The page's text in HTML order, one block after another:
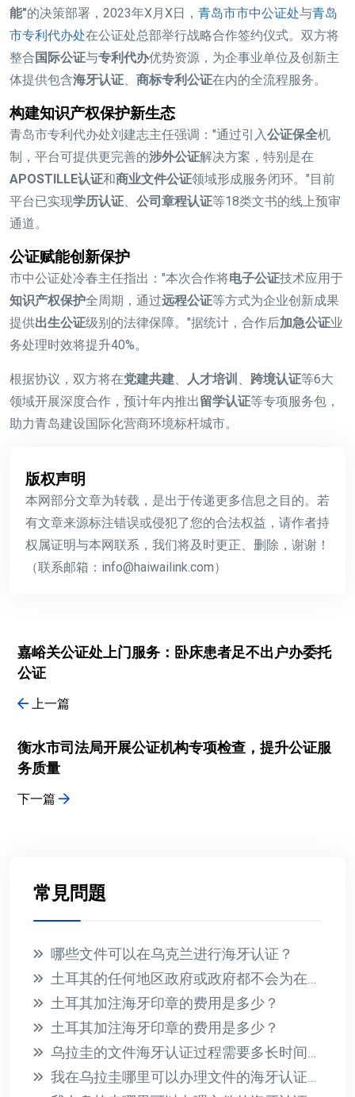
能"的决策部署，2023年X月X日， 青岛市市中公证处与青岛
市专利代办处在公证处总部举行战略合作签约仪式。双方将
整合 国际公证与专利代办优势资源，为企事业单位及创新主
体提供包含海牙认证、 商标专利公证在内的全流程服务。
构建知识产权保护新生态
青岛市专利代办处刘建志主任强调："通过引入公证保全机
制，平台可提供更完善的涉外公证解决方案，特别是在
APOSTILLE认证和商业文件公证领域形成服务闭环。"目前
平台已实现学历认证、 公司章程认证等18类文书的线上预审
通道。
公证赋能创新保护
市中公证处冷春主任指出："本次合作将电子公证技术应用于
知识产权保护全周期，通过远程公证等方式为企业创新成果
提供出生公证级别的法律保障。"据统计，合作后加急公证业
务处理时效将提升40%。
根据协议，双方将在党建共建、 人才培训 、 跨境认证等6大
领域开展深度合作，预计年内推出留学认证等专项服务包，
助力青岛建设国际化营商环境标杆城市。
版权声明
本网部分文章为转载，是出于传递更多信息之目的。若
有文章来源标注错误或侵犯了您的合法权益，请作者持
权属证明与本网联系，我们将及时更正、删除，谢谢！
（联系邮箱：info@haiwailink.com）
嘉峪关公证处上门服务：卧床患者足不出户办委托
公证
上一篇
衡水市司法局开展公证机构专项检查，提升公证服
务质量
下一篇
常見問題
哪些文件可以在乌克兰进行海牙认证？
土耳其的任何地区政府或政府都不会为在国外收到的文件提供海牙认证
土耳其加注海牙印章的费用是多少？
土耳其加注海牙印章的费用是多少？
乌拉圭的文件海牙认证过程需要多长时间？此过程的相关费用是多少？
我在乌拉圭哪里可以办理文件的海牙认证？有哪些必要的要求？